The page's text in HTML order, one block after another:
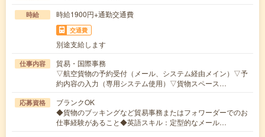
時給 時給1900円+通勤交通費
交通費
別途支給します
仕事内容
貿易・国際事務
▽航空貨物の予約受付（メール、システム経由メイン）▽予
約内容の入力（専用システム使用）▽貨物スペース…
応募資格
ブランクOK
◆貨物のブッキングなど貿易事務またはフォワーダーでのお
仕事経験があること◆英語スキル：定型的なメール…